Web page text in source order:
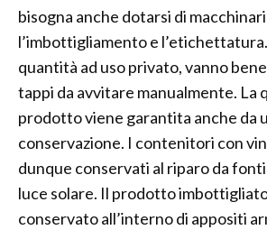
bisogna anche dotarsi di
l’imbottigliamento e
quantità ad uso privato, vanno
tappi da avvitare manualmente. La
prodotto viene garantita anche da
conservazione. I contenitori con
dunque conservati al riparo da
luce solare. Il prodotto
conservato all’interno di appositi